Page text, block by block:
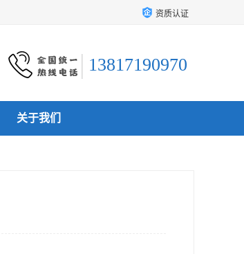
资质认证
13817190970
关于我们